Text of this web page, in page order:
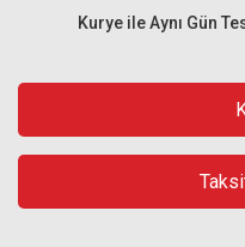
Kurye ile Aynı Gün